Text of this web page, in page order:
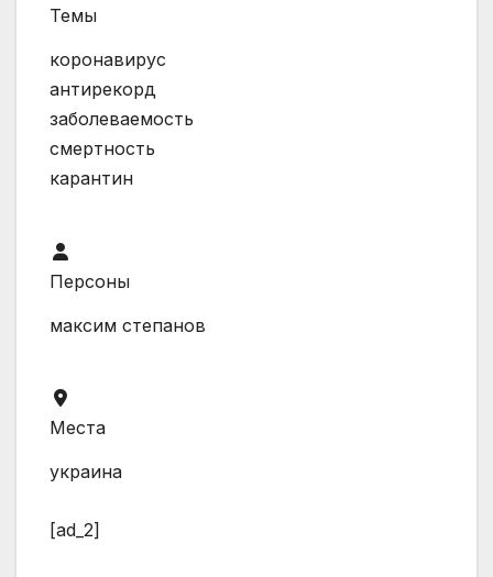
Темы
коронавирус
антирекорд
заболеваемость
смертность
карантин
Персоны
максим степанов
Места
украина
[ad_2]